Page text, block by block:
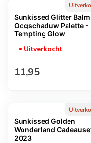
Sunkissed Glitter Balm
Oogschaduw Palette -
Tempting Glow
Uitverkocht
Normale prijs
11,95
Sunkissed Golden
Wonderland
2023